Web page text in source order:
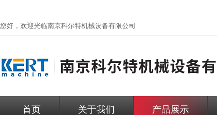
您好，欢迎光临南京科尔特机械设备有限公司
首页 关于我们 产品展示